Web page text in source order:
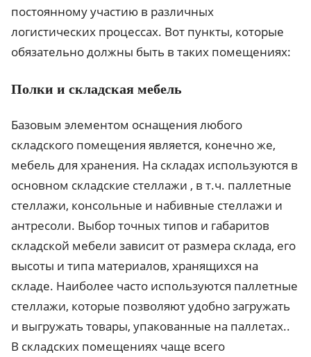
постоянному участию в различных
логистических процессах. Вот пункты, которые
обязательно должны быть в таких помещениях:
Полки и складская мебель
Базовым элементом оснащения любого
складского помещения является, конечно же,
мебель для хранения. На складах используются в
основном складские стеллажи , в т.ч. паллетные
стеллажи, консольные и набивные стеллажи и
антресоли. Выбор точных типов и габаритов
складской мебели зависит от размера склада, его
высоты и типа материалов, хранящихся на
складе. Наиболее часто используются паллетные
стеллажи, которые позволяют удобно загружать
и выгружать товары, упакованные на паллетах..
В складских помещениях чаще всего